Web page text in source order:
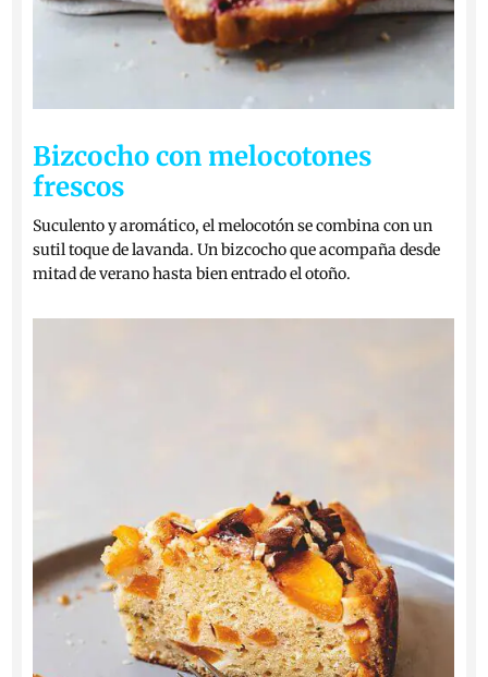
Bizcocho con melocotones
frescos
Suculento y aromático, el melocotón se combina con un
sutil toque de lavanda. Un bizcocho que acompaña desde
mitad de verano hasta bien entrado el otoño.